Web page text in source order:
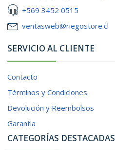
+569 3452 0515
ventasweb@riegostore.cl
SERVICIO AL CLIENTE
Contacto
Términos y Condiciones
Devolución y Reembolsos
Garantia
CATEGORÍAS DESTACADAS